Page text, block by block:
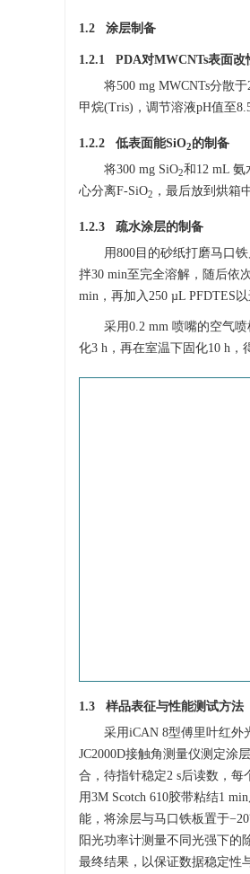
1.2 涂层制备
1.2.1 PDA对MWCNTs表面改
将500 mg MWCNTs分散
甲烷(Tris)，调节溶液pH值至
1.2.2 低表面能SiO2的制备
将300 mg SiO2和12 mL 氨
心分离F-SiO2 ，最后放到烘箱
1.2.3 疏水涂层的制备
用800目的砂纸打磨马口
拌30 min至完全溶解，随后依
min，再加入250 µL PFDTES
采用0.2 mm 喷嘴的空气
化3 h，再在室温下固化10 h，
1.3 样品表征与性能测试方法
采用iCAN 8型傅里叶红外
JC2000D接触角测量仪测定涂
合，待指针稳定2 s后读数，
用3M Scotch 610胶带粘结1
能，将涂层与马口铁板置于
阳光功率计测量不同光强下的
最终结果，以保证数据稳定性